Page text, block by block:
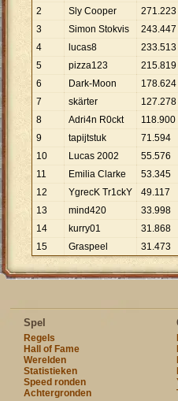
2
Sly Cooper 271.223
3
Simon Stokvis 243.447
4
lucas8 233.513
5
pizza123 215.819
6
Dark-Moon 178.624
7
skärter 127.278
8
Adri4n R0ckt 118.900
9
tapijtstuk 71.594
10
Lucas 2002 55.576
11
Emilia Clarke 53.345
12
YgrecK Tr1ckY 49.117
13
mind420 33.998
14
kurry01 31.868
15
Graspeel 31.473
Spel
Regels
Hall of Fame
Werelden
Statistieken
Speed ronden
Achtergronden